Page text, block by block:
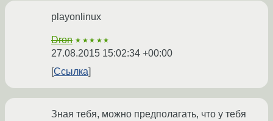
playonlinux
Dron ★★★★★
27.08.2015 15:02:34 +00:00
Ссылка
Зная тебя, можно предполагать, что у тебя